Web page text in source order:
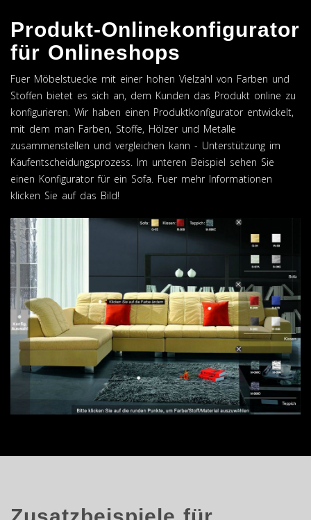
Produkt-Onlinekonfigurator
für Onlineshops
Fuer Möbelstuecke mit einer hohen Vielzahl von Farben und
Stoffen bietet es sich an, dem Kunden das Produkt online zu
konfigurieren. Wir haben einen Produktkonfigurator entwickelt,
mit dem man Farben, Stoffe, Hölzer und Metalle
zusammenstellen und vergleichen kann - Unterstützung im
Kaufentscheidungsprozess. Im unteren Beispiel sehen Sie
einen Konfigurator für ein Sofa. Fuer mehr Informationen
klicken Sie auf das Bild!